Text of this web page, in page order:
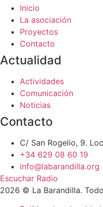
Inicio
La asociación
Proyectos
Contacto
Actualidad
Actividades
Comunicación
Noticias
Contacto
C/ San Rogelio, 9.
+34 629 08 60 19
info@labarandilla.org
Escuchar Radio
2026 © La Barandilla.